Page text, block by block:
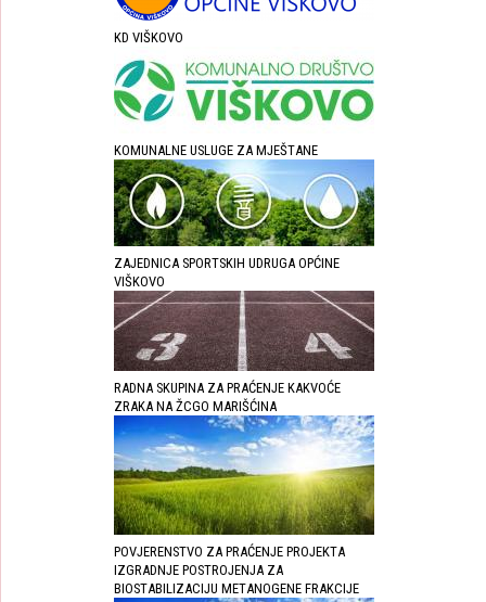
KD VIŠKOVO
KOMUNALNE USLUGE ZA MJEŠTANE
ZAJEDNICA SPORTSKIH UDRUGA OPĆINE
VIŠKOVO
RADNA SKUPINA ZA PRAĆENJE KAKVOĆE
ZRAKA NA ŽCGO MARIŠĆINA
POVJERENSTVO ZA PRAĆENJE PROJEKTA
IZGRADNJE POSTROJENJA ZA
BIOSTABILIZACIJU METANOGENE FRAKCIJE